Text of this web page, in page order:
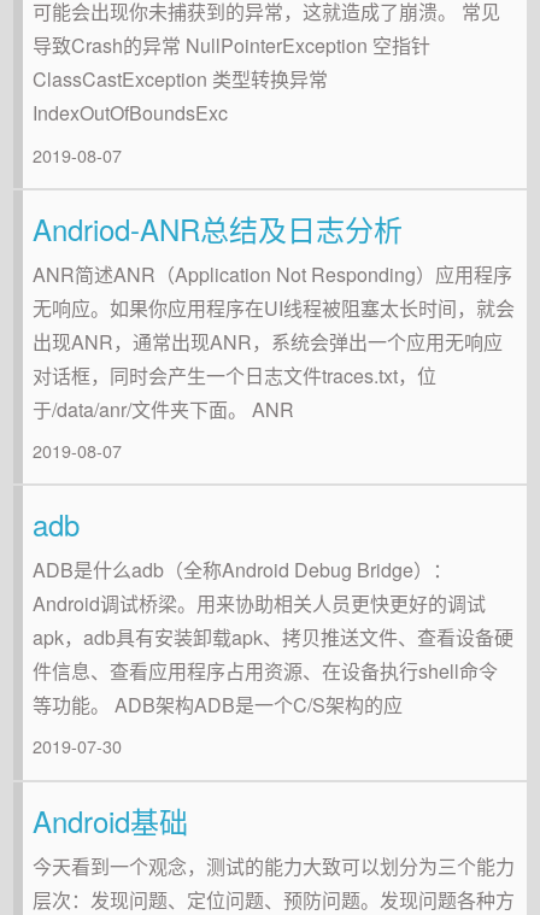
可能会出现你未捕获到的异常，这就造成了崩溃。 常见
导致Crash的异常 NullPointerException 空指针
ClassCastException 类型转换异常
IndexOutOfBoundsExc
2019-08-07
Andriod-ANR总结及日志分析
ANR简述ANR（Application Not Responding）应用程序
无响应。如果你应用程序在UI线程被阻塞太长时间，就会
出现ANR，通常出现ANR，系统会弹出一个应用无响应
对话框，同时会产生一个日志文件traces.txt，位
于/data/anr/文件夹下面。 ANR
2019-08-07
adb
ADB是什么adb（全称Android Debug Bridge）：
Android调试桥梁。用来协助相关人员更快更好的调试
apk，adb具有安装卸载apk、拷贝推送文件、查看设备硬
件信息、查看应用程序占用资源、在设备执行shell命令
等功能。 ADB架构ADB是一个C/S架构的应
2019-07-30
Android基础
今天看到一个观念，测试的能力大致可以划分为三个能力
层次：发现问题、定位问题、预防问题。发现问题各种方